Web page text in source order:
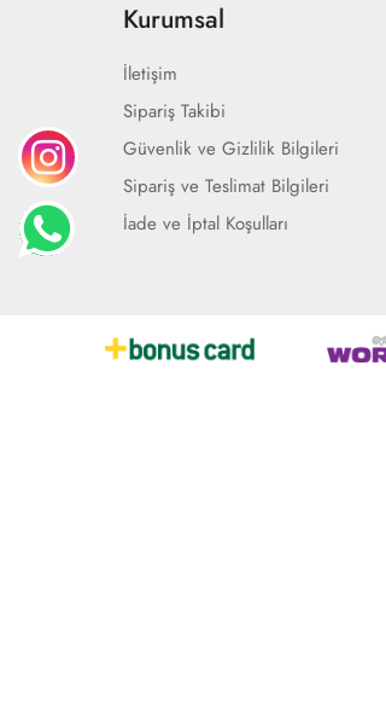
Kurumsal
İletişim
Sipariş Takibi
Güvenlik ve Gizlilik Bilgileri
Sipariş ve Teslimat Bilgileri
İade ve İptal Koşulları